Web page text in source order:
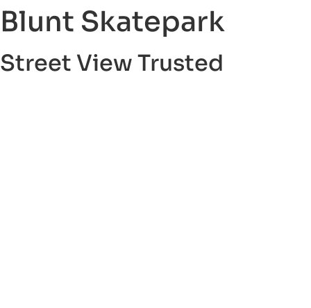
Blunt Skatepark
Street View Trusted